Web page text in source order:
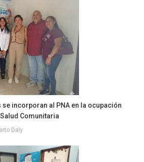
se incorporan al PNA en la ocupación
Comunitaria
Daly